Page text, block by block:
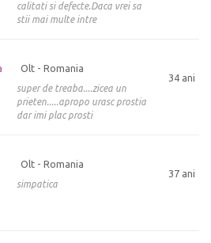
calitati si defecte.Daca vrei sa
stii mai multe intre
34 ani
Olt - Romania
super de treaba....zicea un
prieten.....apropo urasc prostia
dar imi plac prosti
37 ani
Olt - Romania
simpatica